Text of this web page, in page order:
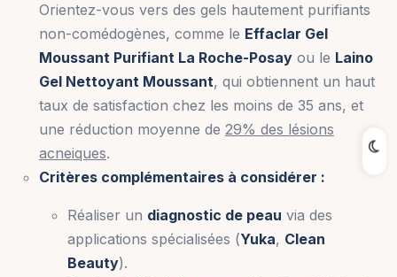
Orientez-vous vers des gels hautement purifiants
non-comédogènes, comme le Effaclar Gel
Moussant Purifiant La Roche-Posay ou le Laino
Gel Nettoyant Moussant, qui obtiennent un haut
taux de satisfaction chez les moins de 35 ans, et
une réduction moyenne de 29% des lésions
acneiques.
Critères complémentaires à considérer :
Réaliser un diagnostic de peau via des
applications spécialisées (Yuka, Clean
Beauty).